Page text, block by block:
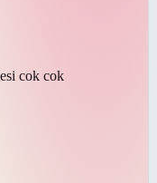
cok cok